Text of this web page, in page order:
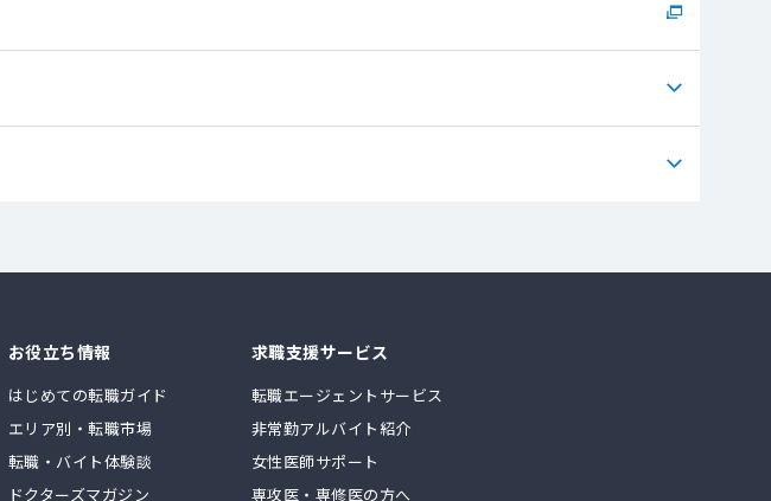
お役立ち情報
はじめての転職ガイド
エリア別・転職市場
転職・バイト体験談
ドクターズマガジン
求職支援サービス
転職エージェントサービス
非常勤アルバイト紹介
女性医師サポート
専攻医・専修医の方へ